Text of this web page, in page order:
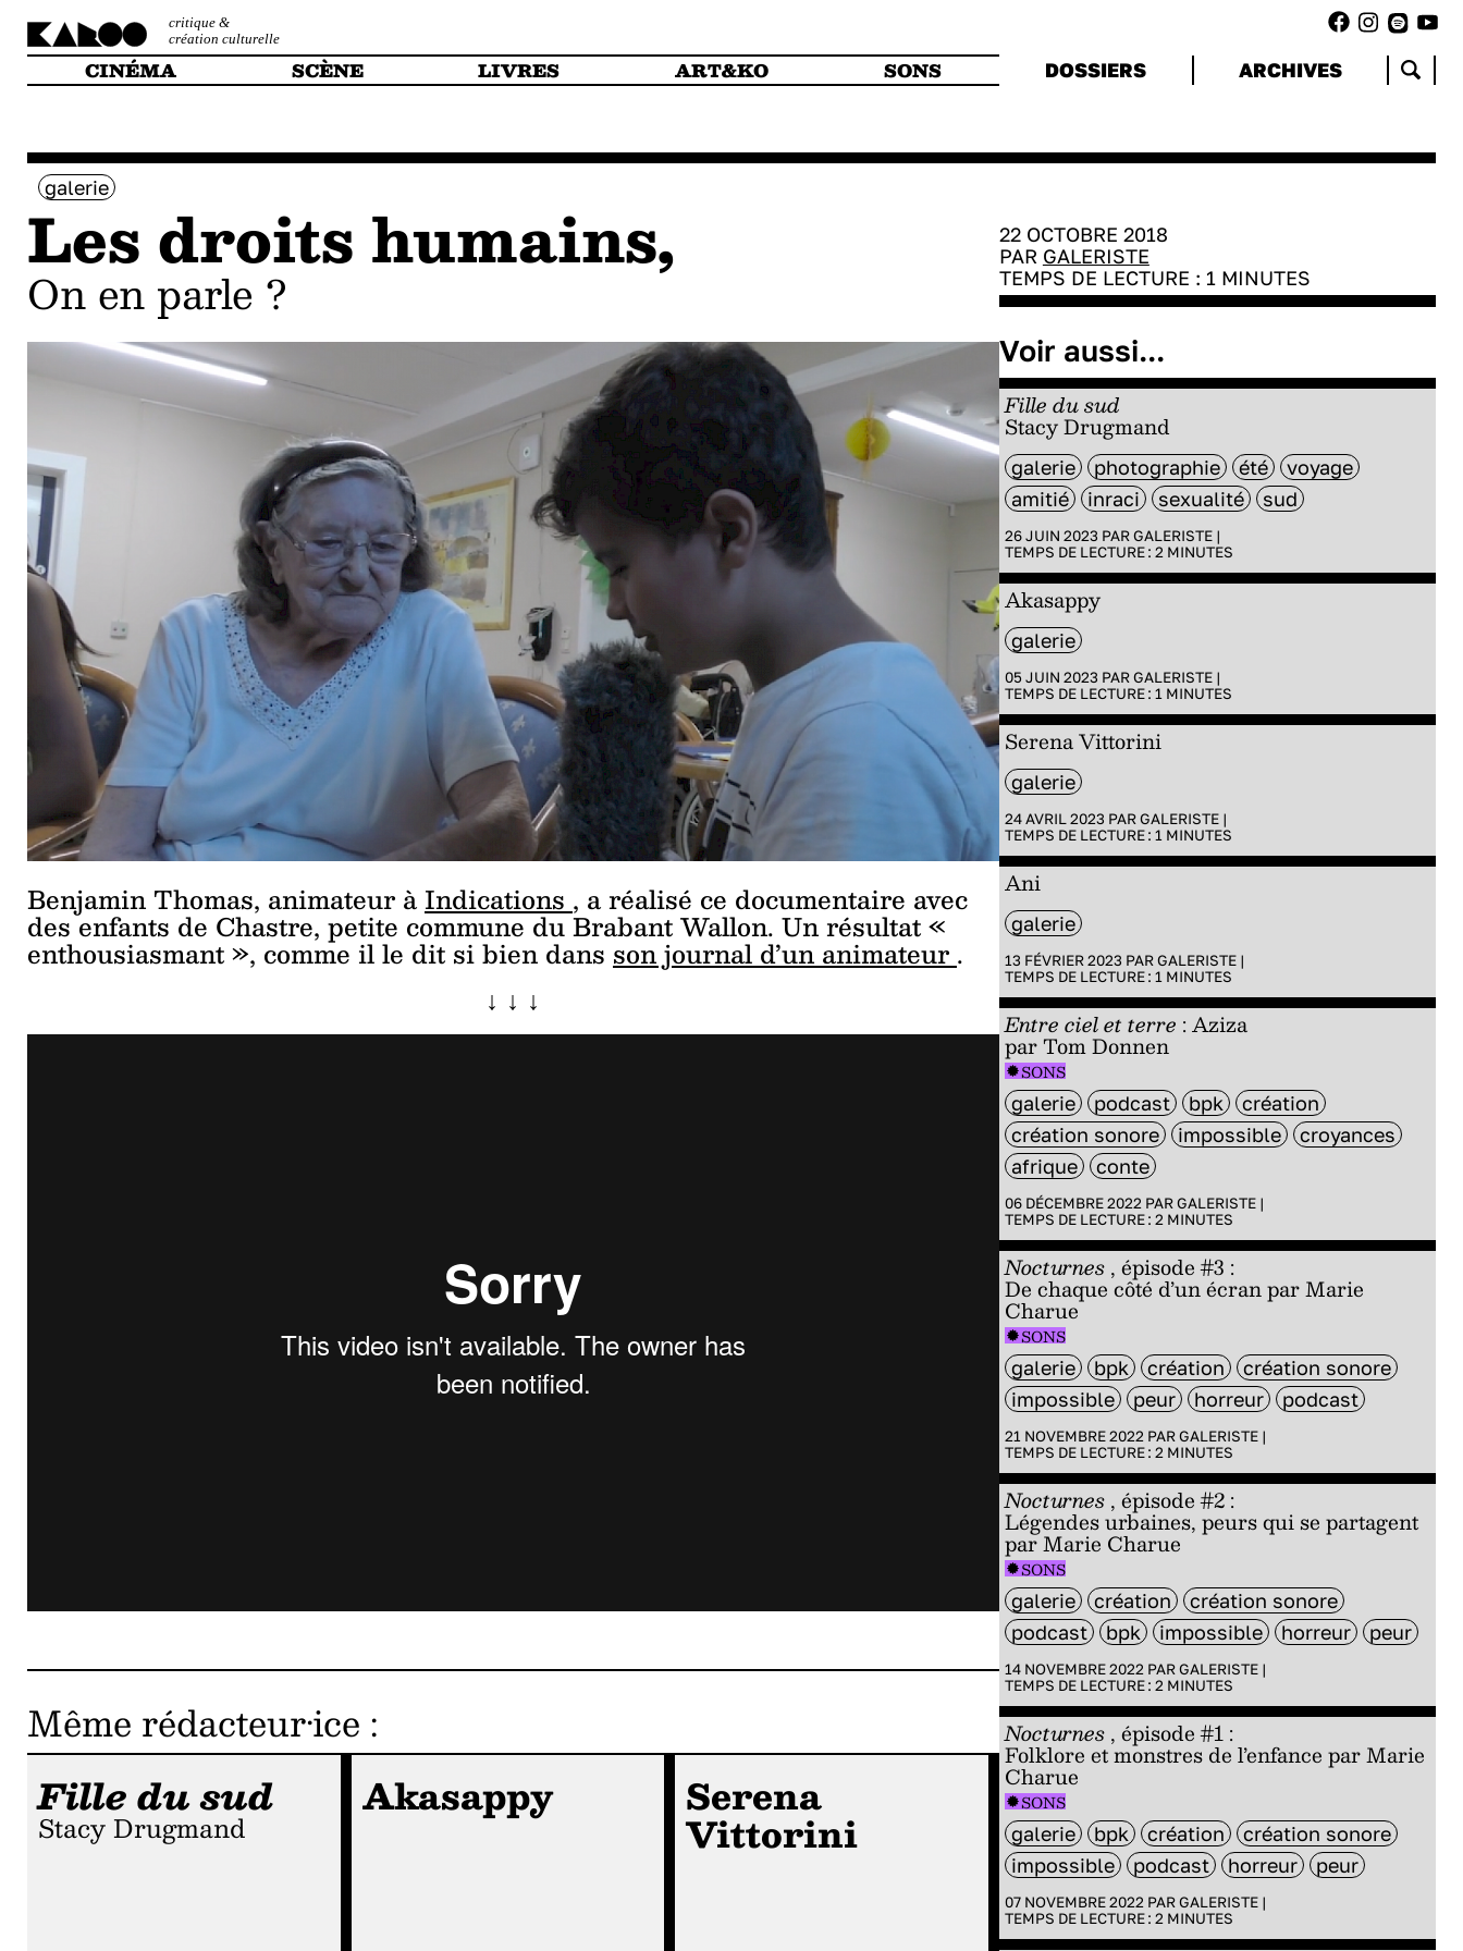
critique &
création culturelle
CINÉMA SCÈNE LIVRES ART&KO SONS DOSSIERS ARCHIVES
galerie
Les droits humains,
on en parle ?
Benjamin Thomas, animateur à Indications , a réalisé ce documentaire avec
des enfants de Chastre, petite commune du Brabant Wallon. Un résultat «
enthousiasmant », comme il le dit si bien dans son journal d’un animateur .
↓ ↓ ↓
Même rédacteur·ice :
Fille du sud
Stacy Drugmand
Akasappy Serena
Vittorini
Ani Entre
terre
par Tom
22 OCTOBRE 2018
PAR GALERISTE
TEMPS DE LECTURE : 1 MINUTES
Voir aussi...
Fille du sud
Stacy Drugmand
galerie photographie été
voyage
amitié
inraci sexualité sud
26 JUIN 2023 PARGALERISTE|
TEMPS DE LECTURE : 2 MINUTES
Akasappy
galerie
05 JUIN 2023 PARGALERISTE|
TEMPS DE LECTURE : 1 MINUTES
Serena Vittorini
galerie
24 AVRIL 2023 PARGALERISTE|
TEMPS DE LECTURE : 1 MINUTES
Ani
galerie
13 FÉVRIER 2023 PARGALERISTE|
TEMPS DE LECTURE : 1 MINUTES
Entre ciel et terre : Aziza
par Tom Donnen
SONS
galerie podcast bpk
création
création sonore
impossible
croyances
afrique
conte
06 DÉCEMBRE 2022 PARGALERISTE|
TEMPS DE LECTURE : 2 MINUTES
Nocturnes, épisode #3 :
De chaque côté d’un écran par Marie
Charue
SONS
galerie bpk création
création sonore
impossible
peur horreur podcast
21 NOVEMBRE 2022 PARGALERISTE|
TEMPS DE LECTURE : 2 MINUTES
Nocturnes, épisode #2 :
Légendes urbaines, peurs qui se partagent
par Marie Charue
SONS
galerie création
création sonore
podcast
bpk impossible horreur peur
14 NOVEMBRE 2022 PARGALERISTE|
TEMPS DE LECTURE : 2 MINUTES
Nocturnes, épisode #1 :
Folklore et monstres de l’enfance par Marie
Charue
SONS
galerie bpk création
création sonore
impossible
podcast horreur peur
07 NOVEMBRE 2022 PARGALERISTE|
TEMPS DE LECTURE : 2 MINUTES